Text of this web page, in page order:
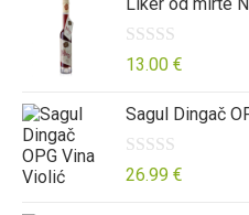
o
d
5
e
n
o
o
d
5
j
e
n
e
n
o
O
j
e
n
13.00 €
Sagul Dingač
O
26.99 €